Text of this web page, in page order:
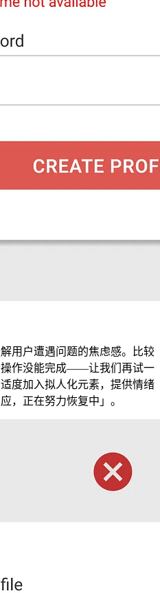
用户遭遇问题的焦虑感。比较
操作没能完成——让我们再试一
度加入拟人化元素，提供情绪
，正在努力恢复中」。